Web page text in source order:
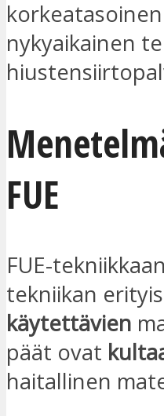
nykyaikainen
FUE
FUE-
tekniikan
käytettävien
päät ovat
haitallinen